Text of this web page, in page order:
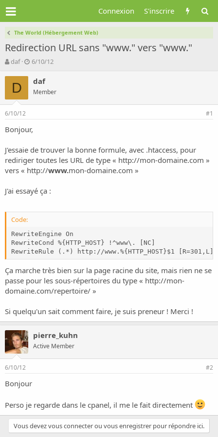
Connexion S'inscrire
The World (Hébergement Web)
Redirection URL sans "www." vers "www."
A
t
r
d
l
d
i
c
s
i
o
daf
D
d
e
b
t
6/10/12
D daf
Member
6/10/12 #1
Bonjour,
J'essaie de trouver la bonne formule, avec .htaccess, pour
rediriger toutes les URL de type « http://mon-domaine.com »
vers « http://www.mon-domaine.com »
J'ai essayé ça :
Code:
RewriteEngine On
RewriteCond %{HTTP_HOST} !^www\. [NC]
RewriteRule (.*) http://www.%{HTTP_HOST}$1 [R=301,L]
Ça marche très bien sur la page racine du site, mais rien ne se
passe pour les sous-répertoires du type « http://mon-
domaine.com/repertoire/ »
Si quelqu'un sait comment faire, je suis preneur ! Merci !
pierre_kuhn
Active Member
6/10/12 #2
Bonjour
Perso je regarde dans le cpanel, il me le fait directement
Vous devez vous connecter ou vous enregistrer pour répondre ici.